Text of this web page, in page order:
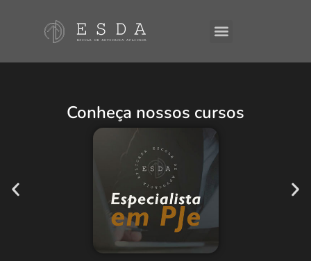
Conheça nossos cursos